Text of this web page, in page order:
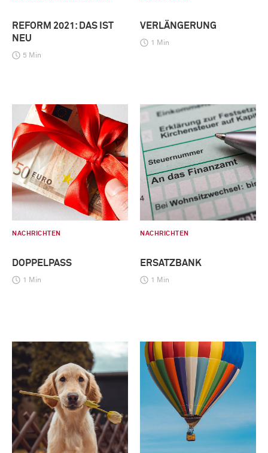
REFORM 2021: DAS IST
NEU
5 Min
VERLÄNGERUNG
1 Min
NACHRICHTEN
DOPPELPASS
1 Min
NACHRICHTEN
ERSATZBANK
1 Min